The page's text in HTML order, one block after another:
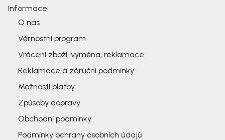
Informace
O nás
Věrnostní program
Vrácení zboží, výměna, reklamace
Reklamace a záruční podmínky
Možnosti platby
Způsoby dopravy
Obchodní podmínky
Podmínky ochrany osobních údajů